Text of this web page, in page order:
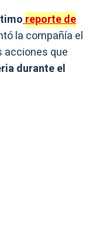
reporte de
la compañía el
acciones que
durante el